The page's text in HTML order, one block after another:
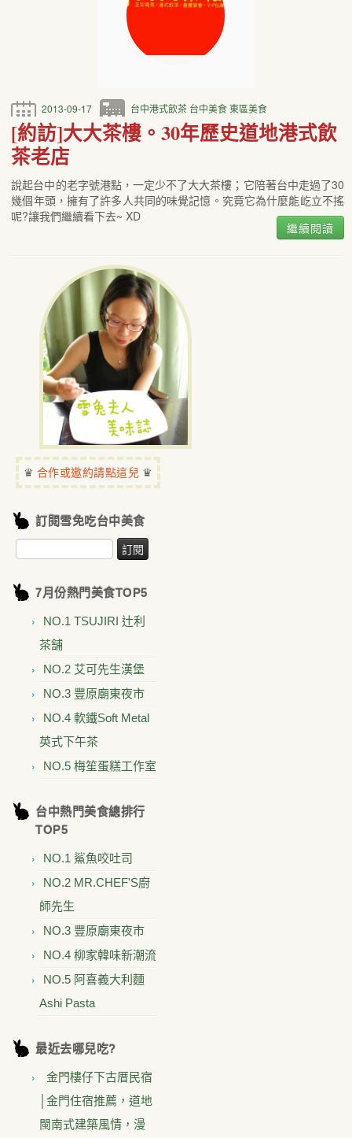
2013-09-17 台中港式飲茶 台中美食東區美食
[約訪]大大茶樓。30年歷史道地港式飲
茶老店
說起台中的老字號港點，一定少不了大大茶樓；它陪著台中走過了30
幾個年頭，擁有了許多人共同的味覺記憶。究竟它為什麼能屹立不搖
呢?讓我們繼續看下去~ XD
繼續閱讀
♛ 合作或邀約請點這兒 ♛
訂閱雪免吃台中美食
7月份熱門美食TOP5
NO.1 TSUJIRI 辻利
茶舗
NO.2 艾可先生漢堡
NO.3 豐原廟東夜市
NO.4 軟鐵Soft Metal
英式下午茶
NO.5 梅笙蛋糕工作室
台中熱門美食總排行
TOP5
NO.1 鯊魚咬吐司
NO.2 MR.CHEF'S廚
師先生
NO.3 豐原廟東夜市
NO.4 柳家韓味新潮流
NO.5 阿喜義大利麵
Ashi Pasta
最近去哪兒吃?
金門樓仔下古厝民宿
│金門住宿推薦，道地
閩南式建築風情，漫